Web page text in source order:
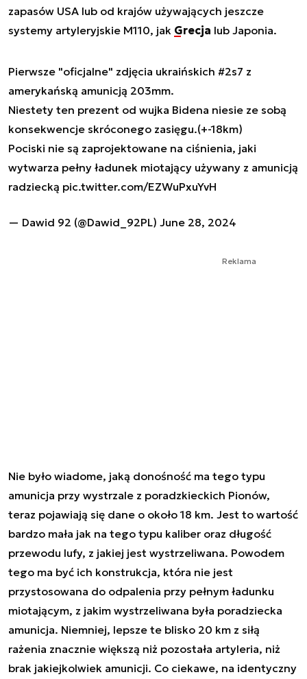
zapasów USA lub od krajów używających jeszcze
systemy artyleryjskie M110, jak Grecja lub Japonia.
Pierwsze "oficjalne" zdjęcia ukraińskich #2s7 z
amerykańską amunicją 203mm.
Niestety ten prezent od wujka Bidena niesie ze sobą
konsekwencje skróconego zasięgu.(+-18km)
Pociski nie są zaprojektowane na ciśnienia, jaki
wytwarza pełny ładunek miotający używany z amunicją
radziecką pic.twitter.com/EZWuPxuYvH
— Dawid 92 (@Dawid_92PL) June 28, 2024
Reklama
Nie było wiadome, jaką donośność ma tego typu
amunicja przy wystrzale z poradzkieckich Pionów,
teraz pojawiają się dane o około 18 km. Jest to wartość
bardzo mała jak na tego typu kaliber oraz długość
przewodu lufy, z jakiej jest wystrzeliwana. Powodem
tego ma być ich konstrukcja, która nie jest
przystosowana do odpalenia przy pełnym ładunku
miotającym, z jakim wystrzeliwana była poradziecka
amunicja. Niemniej, lepsze te blisko 20 km z siłą
rażenia znacznie większą niż pozostała artyleria, niż
brak jakiejkolwiek amunicji. Co ciekawe, na identyczny